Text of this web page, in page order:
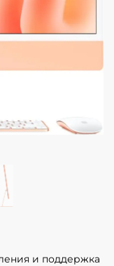
и поддержка